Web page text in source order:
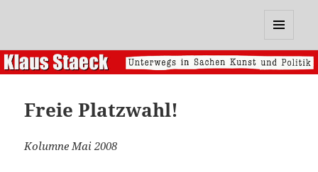
UND
WIDGETS
Freie Platzwahl!
Kolumne Mai 2008